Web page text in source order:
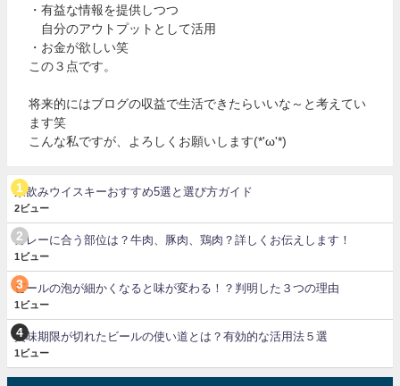
・有益な情報を提供しつつ
自分のアウトプットとして活用
・お金が欲しい笑
この３点です。
将来的にはブログの収益で生活できたらいいな～と考えてい
ます笑
こんな私ですが、よろしくお願いします(*'ω'*)
家飲みウイスキーおすすめ5選と選び方ガイド
2ビュー
カレーに合う部位は？牛肉、豚肉、鶏肉？詳しくお伝えします！
1ビュー
ビールの泡が細かくなると味が変わる！？判明した３つの理由
1ビュー
賞味期限が切れたビールの使い道とは？有効的な活用法５選
1ビュー